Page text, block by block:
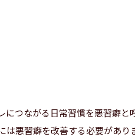
につながる日常習慣を悪習癖
は悪習癖を改善する必要があ